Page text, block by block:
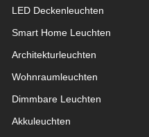
LED Deckenleuchten
Smart Home Leuchten
Architekturleuchten
Wohnraum­leuchten
Dimmbare Leuchten
Akkuleuchten